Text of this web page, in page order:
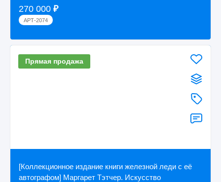
270 000 ₽
АРТ-2074
Прямая продажа
[Коллекционное издание книги железной леди с её
автографом] Маргарет Тэтчер. Искусство